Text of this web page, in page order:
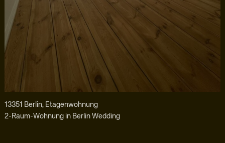
13351 Berlin, Etagenwohnung
2-Raum-Wohnung in Berlin Wedding